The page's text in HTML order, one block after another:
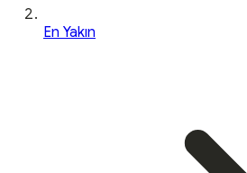
En Yakın